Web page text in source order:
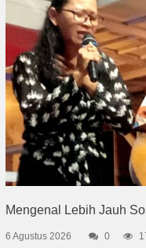
Mengenal Lebih Jauh
6 Agustus 2026 0